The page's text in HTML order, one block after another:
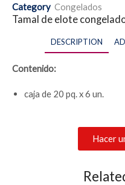
Category Congelados
Tamal de elote
DESCRIPTION
Contenido:
caja de 20 pq. x 6 un.
Hacer